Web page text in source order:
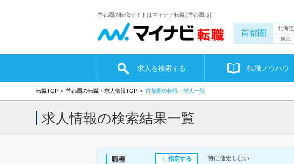
首都圏の転職サイトはマイナビ転職 [首都圏版]
首都圏 北海道
東海
求人を検索する 転職ノウハウ
転職TOP 首都圏の転職・求人情報TOP 首都圏の転職・求人一覧
求人情報の検索結果一覧
職種 指定する 特に指定しない